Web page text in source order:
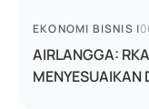
EKONOMI BISNIS |
AIRLANGGA:
MENYESUAIKAN